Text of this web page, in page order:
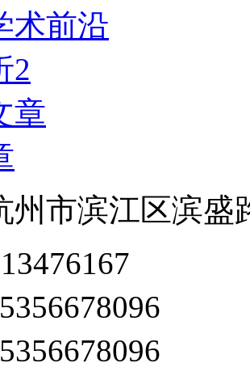
术前沿
2
章
州市滨江区滨盛